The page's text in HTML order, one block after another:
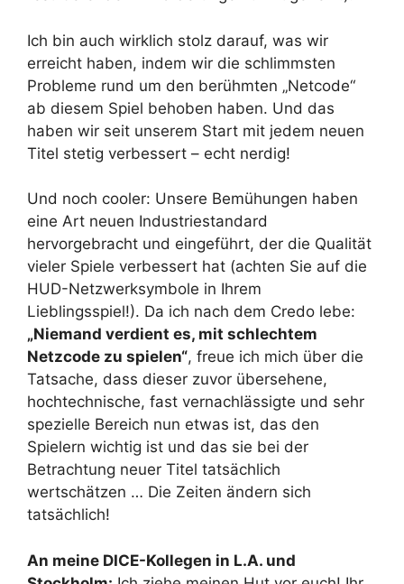
Ich bin auch wirklich stolz darauf, was wir
erreicht haben, indem wir die schlimmsten
Probleme rund um den berühmten „Netcode“
ab diesem Spiel behoben haben. Und das
haben wir seit unserem Start mit jedem neuen
Titel stetig verbessert – echt nerdig!
Und noch cooler: Unsere Bemühungen haben
eine Art neuen Industriestandard
hervorgebracht und eingeführt, der die Qualität
vieler Spiele verbessert hat (achten Sie auf die
HUD-Netzwerksymbole in Ihrem
Lieblingsspiel!). Da ich nach dem Credo lebe:
„Niemand verdient es, mit schlechtem
Netzcode zu spielen“, freue ich mich über die
Tatsache, dass dieser zuvor übersehene,
hochtechnische, fast vernachlässigte und sehr
spezielle Bereich nun etwas ist, das den
Spielern wichtig ist und das sie bei der
Betrachtung neuer Titel tatsächlich
wertschätzen … Die Zeiten ändern sich
tatsächlich!
An meine DICE-Kollegen in L.A. und